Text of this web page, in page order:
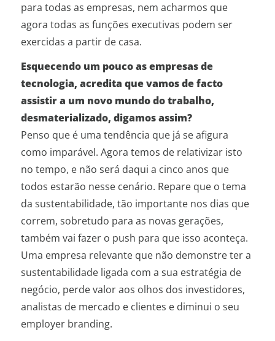
para todas as empresas, nem acharmos que
agora todas as funções executivas podem ser
exercidas a partir de casa.
Esquecendo um pouco as empresas de
tecnologia, acredita que vamos de facto
assistir a um novo mundo do trabalho,
desmaterializado, digamos assim?
Penso que é uma tendência que já se afigura
como imparável. Agora temos de relativizar isto
no tempo, e não será daqui a cinco anos que
todos estarão nesse cenário. Repare que o tema
da sustentabilidade, tão importante nos dias que
correm, sobretudo para as novas gerações,
também vai fazer o push para que isso aconteça.
Uma empresa relevante que não demonstre ter a
sustentabilidade ligada com a sua estratégia de
negócio, perde valor aos olhos dos investidores,
analistas de mercado e clientes e diminui o seu
employer branding.